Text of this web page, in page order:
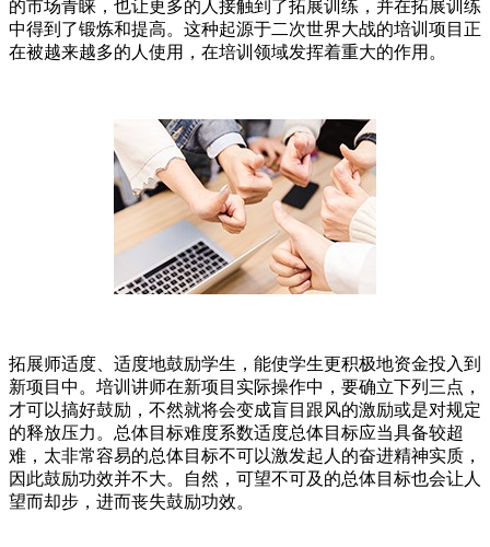
的市场青睐，也让更多的人接触到了拓展训练，并在拓展训练
中得到了锻炼和提高。这种起源于二次世界大战的培训项目正
在被越来越多的人使用，在培训领域发挥着重大的作用。
拓展师适度、适度地鼓励学生，能使学生更积极地资金投入到
新项目中。培训讲师在新项目实际操作中，要确立下列三点，
才可以搞好鼓励，不然就将会变成盲目跟风的激励或是对规定
的释放压力。总体目标难度系数适度总体目标应当具备较超
难，太非常容易的总体目标不可以激发起人的奋进精神实质，
因此鼓励功效并不大。自然，可望不可及的总体目标也会让人
望而却步，进而丧失鼓励功效。